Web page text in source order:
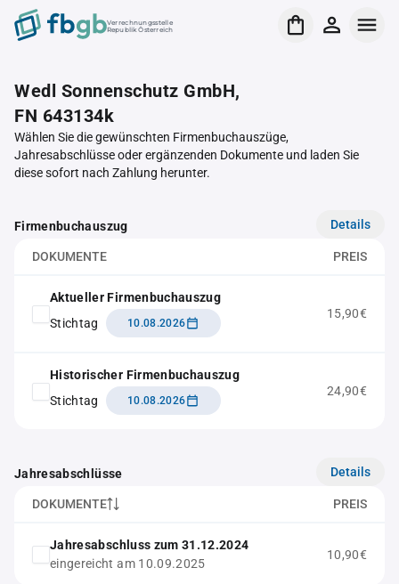
Verrechnungsstelle
Republik Österreich
Wedl Sonnenschutz GmbH,
FN 643134k
Wählen Sie die gewünschten Firmenbuchauszüge,
Jahresabschlüsse oder ergänzenden Dokumente und laden Sie
diese sofort nach Zahlung herunter.
Firmenbuchauszug Details
DOKUMENTE PREIS
Aktueller Firmenbuchauszug
Stichtag
10.08.2026
15,90€
Historischer Firmenbuchauszug
Stichtag
10.08.2026
24,90€
Jahresabschlüsse Details
DOKUMENTE PREIS
Jahresabschluss zum 31.12.2024
eingereicht am 10.09.2025
10,90€